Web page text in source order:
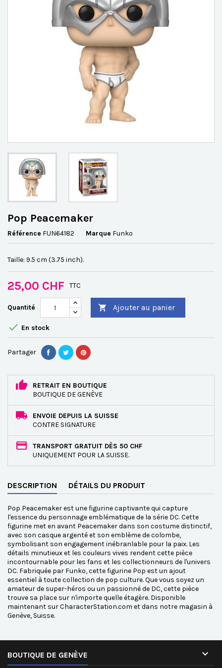
Pop Peacemaker
Référence FUN64182 Marque Funko
Taille: 9.5 cm (3.75 inch).
25,00 CHF TTC
Quantité  Ajouter au panier
 En stock
Partager
RETRAIT EN BOUTIQUE
BOUTIQUE DE GENÈVE
ENVOIE DEPUIS LA SUISSE
CONTRE SIGNATURE
TRANSPORT GRATUIT DÈS 50 CHF
UNIQUEMENT POUR LA SUISSE.
DESCRIPTION DÉTAILS DU PRODUIT
Pop Peacemaker est une figurine captivante qui capture
l'essence du personnage emblématique de la série DC. Cette
figurine met en avant Peacemaker dans son costume distinctif,
avec son casque argenté et son emblème de colombe,
symbolisant son engagement inébranlable pour la paix. Les
détails minutieux et les couleurs vives rendent cette pièce
incontournable pour les fans et les collectionneurs de l'univers
DC. Fabriquée par Funko, cette figurine Pop est un ajout
essentiel à toute collection de pop culture. Que vous soyez un
amateur de super-héros ou un passionné de DC, cette pièce
trouve sa place sur n'importe quelle étagère. Disponible
maintenant sur CharacterStation.com et dans notre magasin à
Genève, Suisse.
BOUTIQUE DE GENÈVE 